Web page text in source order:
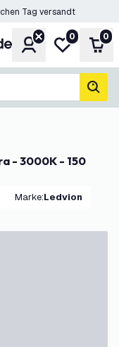
Tag versandt
KontoMeine
0 0
Marke: Ledvion